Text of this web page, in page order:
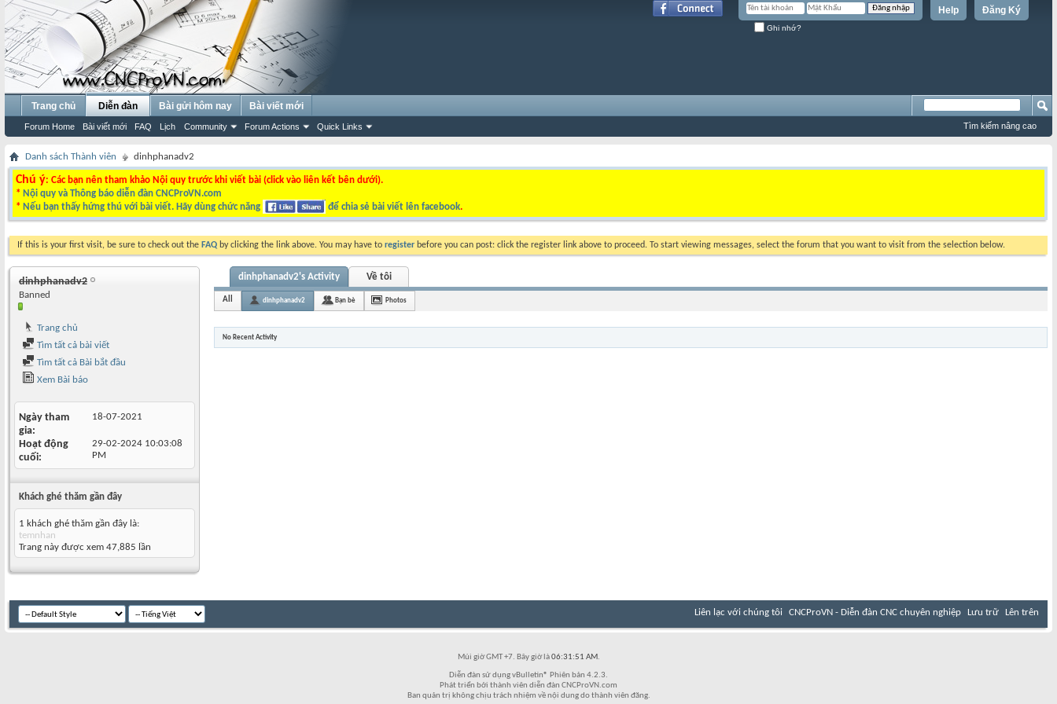
Đăng Ký
Help
Ghi nhớ?
Trang chủ Diễn đàn
Forum Home Bài viết mới FAQ Lịch Community Forum Actions Quick Links
Bài gửi hôm nay Bài viết mới
Tìm kiếm nâng cao
Danh sách Thành viên dinhphanadv2
Chú ý: Các bạn nên tham khảo Nội quy trước khi viết bài (click vào liên kết bên dưới).
* Nội quy và Thông báo diễn đàn CNCProVN.com
* Nếu bạn thấy hứng thú với bài viết. Hãy dùng chức năng để chia sẻ bài viết lên facebook.
If this is your first visit, be sure to check out the FAQ by clicking the link above. You may have to register before you can post: click the register link above to proceed. To start viewing messages, select the forum that you want to visit from the selection below.
dinhphanadv2
Banned
Trang chủ
Tìm tất cả bài viết
Tìm tất cả Bài bắt đầu
Xem Bài báo
Ngày tham
gia
18-07-2021
Hoạt động
cuối
29-02-2024 10:03:08
PM
Khách ghé thăm gần đây
1 khách ghé thăm gần đây là:
temnhan
Trang này được xem 47,885 lần
dinhphanadv2's Activity Về tôi
All dinhphanadv2 Bạn bè Photos
No Recent Activity
Liên lạc với chúng tôi CNCProVN - Diễn đàn CNC chuyên nghiệp Lưu trữ Lên trên
Múi giờ GMT +7. Bây giờ là06:31:51 AM.
Diễn đàn sử dụng vBulletin® Phiên bản 4.2.3.
Phát triển bởi thành viên diễn đàn CNCProVN.com
Ban quản trị không chịu trách nhiệm về nội dung do thành viên đăng.